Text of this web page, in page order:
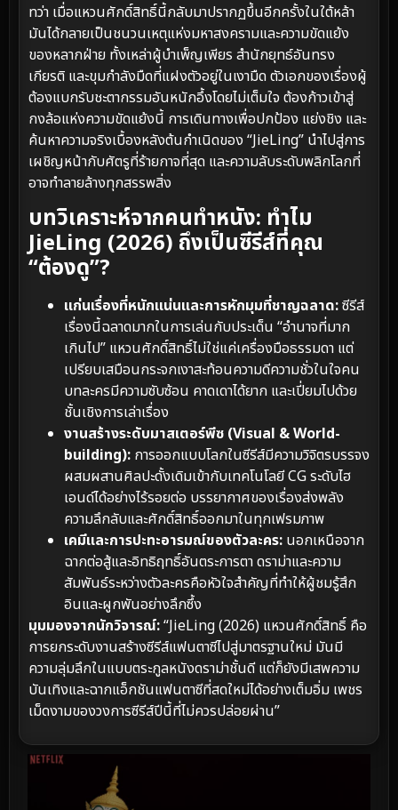
ทว่า เมื่อแหวนศักดิ์สิทธิ์นี้กลับมาปรากฏขึ้นอีกครั้งในใต้หล้า
มันได้กลายเป็นชนวนเหตุแห่งมหาสงครามและความขัดแย้ง
ของหลากฝ่าย ทั้งเหล่าผู้บำเพ็ญเพียร สำนักยุทธ์อันทรง
เกียรติ และขุมกำลังมืดที่แฝงตัวอยู่ในเงามืด ตัวเอกของเรื่องผู้
ต้องแบกรับชะตากรรมอันหนักอึ้งโดยไม่เต็มใจ ต้องก้าวเข้าสู่
กงล้อแห่งความขัดแย้งนี้ การเดินทางเพื่อปกป้อง แย่งชิง และ
ค้นหาความจริงเบื้องหลังต้นกำเนิดของ “JieLing” นำไปสู่การ
เผชิญหน้ากับศัตรูที่ร้ายกาจที่สุด และความลับระดับพลิกโลกที่
อาจทำลายล้างทุกสรรพสิ่ง
บทวิเคราะห์จากคนทำหนัง: ทำไม
JieLing (2026) ถึงเป็นซีรีส์ที่คุณ
“ต้องดู”?
แก่นเรื่องที่หนักแน่นและการหักมุมที่ชาญฉลาด:ซีรีส์
เรื่องนี้ฉลาดมากในการเล่นกับประเด็น “อำนาจที่มาก
เกินไป” แหวนศักดิ์สิทธิ์ไม่ใช่แค่เครื่องมือธรรมดา แต่
เปรียบเสมือนกระจกเงาสะท้อนความดีความชั่วในใจคน
บทละครมีความซับซ้อน คาดเดาได้ยาก และเปี่ยมไปด้วย
ชั้นเชิงการเล่าเรื่อง
งานสร้างระดับมาสเตอร์พีซ (Visual & World-
building): การออกแบบโลกในซีรีส์มีความวิจิตรบรรจง
ผสมผสานศิลปะดั้งเดิมเข้ากับเทคโนโลยี CG ระดับไฮ
เอนด์ได้อย่างไร้รอยต่อ บรรยากาศของเรื่องส่งพลัง
ความลึกลับและศักดิ์สิทธิ์ออกมาในทุกเฟรมภาพ
เคมีและการปะทะอารมณ์ของตัวละคร: นอกเหนือจาก
ฉากต่อสู้และอิทธิฤทธิ์อันตระการตา ดราม่าและความ
สัมพันธ์ระหว่างตัวละครคือหัวใจสำคัญที่ทำให้ผู้ชมรู้สึก
อินและผูกพันอย่างลึกซึ้ง
มุมมองจากนักวิจารณ์:“JieLing (2026) แหวนศักดิ์สิทธิ์ คือ
การยกระดับงานสร้างซีรีส์แฟนตาซีไปสู่มาตรฐานใหม่ มันมี
ความลุ่มลึกในแบบตระกูลหนังดราม่าชั้นดี แต่ก็ยังมีเสพความ
บันเทิงและฉากแอ็กชันแฟนตาซีที่สดใหม่ได้อย่างเต็มอิ่ม เพชร
เม็ดงามของวงการซีรีส์ปีนี้ที่ไม่ควรปล่อยผ่าน”